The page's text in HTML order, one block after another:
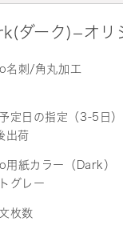
ダーク)−オリ
名刺/角丸加工
定日の指定（3-5日）
出荷
用紙カラー（Dark）
グレー
枚数